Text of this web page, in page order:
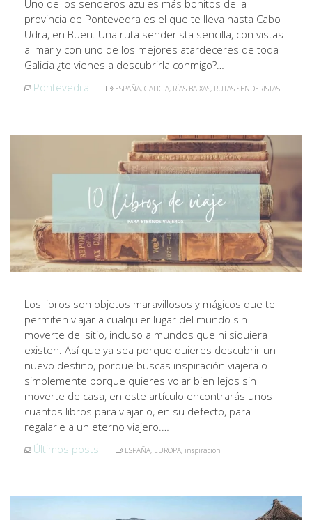
Uno de los senderos azules más bonitos de la
provincia de Pontevedra es el que te lleva hasta Cabo
Udra, en Bueu. Una ruta senderista sencilla, con vistas
al mar y con uno de los mejores atardeceres de toda
Galicia ¿te vienes a descubrirla conmigo?…
Pontevedra
ESPAÑA, GALICIA, RÍAS BAIXAS, RUTAS SENDERISTAS
Los libros son objetos maravillosos y mágicos que te
permiten viajar a cualquier lugar del mundo sin
moverte del sitio, incluso a mundos que ni siquiera
existen. Así que ya sea porque quieres descubrir un
nuevo destino, porque buscas inspiración viajera o
simplemente porque quieres volar bien lejos sin
moverte de casa, en este artículo encontrarás unos
cuantos libros para viajar o, en su defecto, para
regalarle a un eterno viajero.…
Últimos posts
ESPAÑA, EUROPA, inspiración